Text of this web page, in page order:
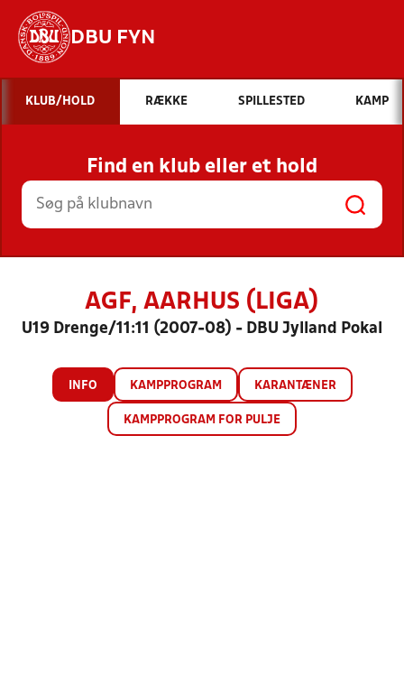
DBU FYN
Hvad vil du søge efter?
INDHOLD OG NYHEDER
STILLINGER, RESULTATER, KLUBBER OG
HOLD
KLUB/HOLD RÆKKE SPILLESTED KAMP
Find en klub eller et hold
AGF, AARHUS (LIGA)
U19 Drenge/11:11 (2007-08) - DBU Jylland Pokal
INFO KAMPPROGRAM KARANTÆNER
KAMPPROGRAM FOR PULJE